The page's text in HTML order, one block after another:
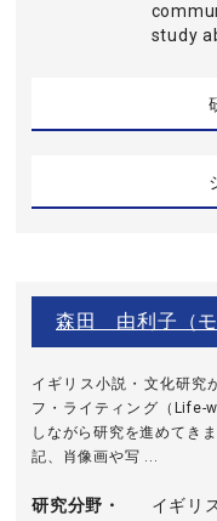
study
森田 由利子（
イギリス小説・文化研究
フ・ライティング（Life-
しながら研究を進めてき
記、肖像画や写 ...
研究分野・
イギリ